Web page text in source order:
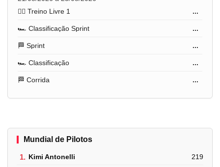
🏋️‍♂️ Treino Livre 1
...
🏎️ Classificação Sprint ...
🏁 Sprint ...
🏎️ Classificação ...
🏁 Corrida ...
Mundial de Pilotos
1. Kimi Antonelli 219